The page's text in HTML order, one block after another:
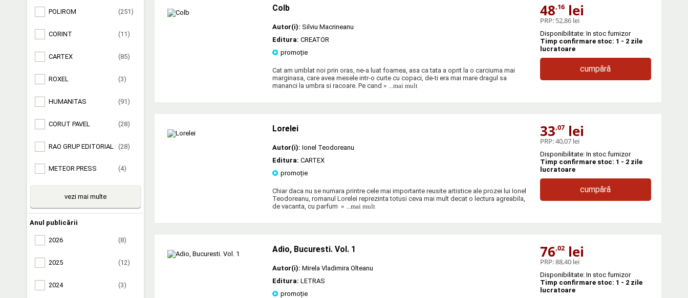
POLIROM (251)
CORINT (11)
CARTEX (85)
ROXEL (3)
HUMANITAS (91)
CORUT PAVEL (28)
RAO GRUP EDITORIAL (28)
METEOR PRESS (4)
vezi mai multe
Anul publicării
2026 (8)
2025 (12)
2024 (3)
Colb
Autor(i): Silviu Macrineanu
Editura: CREATOR
promoție
Cat am umblat noi prin oras, ne-a luat foamea, asa ca tata a oprit la o carciuma mai
marginasa, care avea mesele intr-o curte cu copaci, de-ti era mai mare dragul sa
mananci la umbra si racoare. Pe cand » ...mai mult
48,16lei
PRP: 52,86 lei
Disponibilitate: In stoc furnizor
Timp confirmare stoc: 1 - 2 zile
lucratoare
cumpără
Lorelei
Autor(i): Ionel Teodoreanu
Editura: CARTEX
promoție
Chiar daca nu se numara printre cele mai importante reusite artistice ale prozei lui Ionel
Teodoreanu, romanul Lorelei reprezinta totusi ceva mai mult decat o lectura agreabila,
de vacanta, cu parfum » ...mai mult
33,07lei
PRP:40,07 lei
Disponibilitate: In stoc furnizor
Timp confirmare stoc: 1 - 2 zile
lucratoare
cumpără
Adio, Bucuresti. Vol. 1
Autor(i): Mirela Vladimira Olteanu
Editura: LETRAS
promoție
76,02lei
PRP:88,40 lei
Disponibilitate: In stoc furnizor
Timp confirmare stoc: 1 - 2 zile
lucratoare